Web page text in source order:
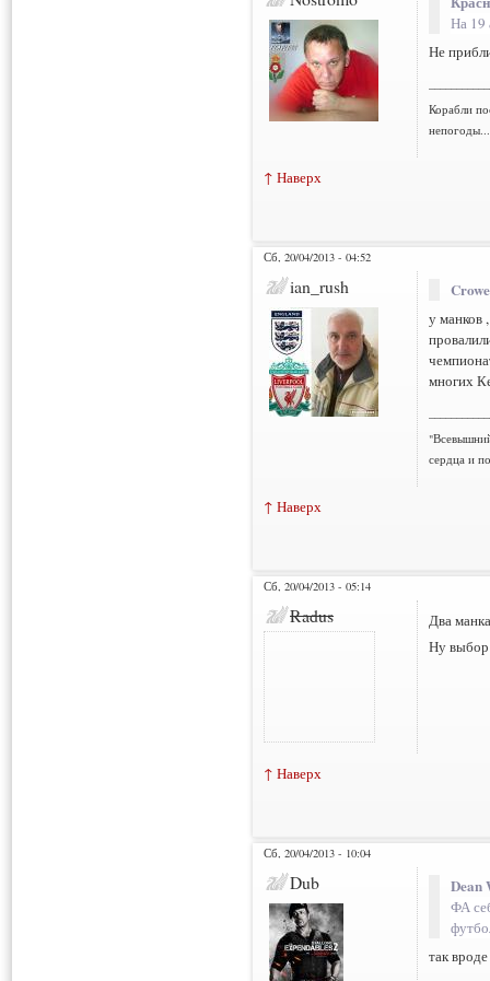
На 19
Не
Корабли
↑ Наверх
Сб, 20/04/2013 - 04:52
ian_rush
у манков
многих
сердца и
↑ Наверх
Сб, 20/04/2013 - 05:14
Radus
Два
Ну
↑ Наверх
Сб, 20/04/2013 - 10:04
Dub Dean
ФА
так